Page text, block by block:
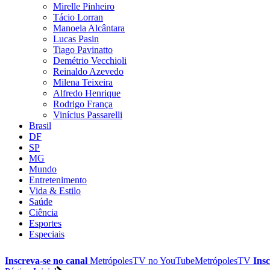
Mirelle Pinheiro
Tácio Lorran
Manoela Alcântara
Lucas Pasin
Tiago Pavinatto
Demétrio Vecchioli
Reinaldo Azevedo
Milena Teixeira
Alfredo Henrique
Rodrigo França
Vinícius Passarelli
Brasil
DF
SP
MG
Mundo
Entretenimento
Vida & Estilo
Saúde
Ciência
Esportes
Especiais
Inscreva-se no canal MetrópolesTV noYouTubeMetrópolesTV